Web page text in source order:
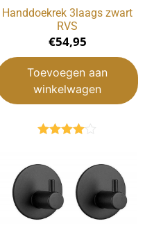
Handdoekrek 3laags zwart
RVS
€54,95
Toevoegen aan
winkelwagen